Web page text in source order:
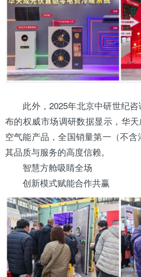
此外，2025年北京中研世纪
布的权威市场调研数据显示，华
空气能产品，全国销量第一（不
其品质与服务的高度信赖。
智慧方舱吸睛全场
创新模式赋能合作共赢